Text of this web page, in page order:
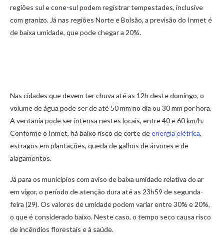
regiões sul e cone-sul podem registrar tempestades, inclusive
com granizo. Já nas regiões Norte e Bolsão, a previsão do Inmet é
de baixa umidade, que pode chegar a 20%.
Nas cidades que devem ter chuva até as 12h deste domingo, o
volume de água pode ser de até 50 mm no dia ou 30 mm por hora.
A ventania pode ser intensa nestes locais, entre 40 e 60 km/h.
Conforme o Inmet, há baixo risco de corte deenergia elétrica,
estragos em plantações, queda de galhos de árvores e de
alagamentos.
Já para os municípios com aviso de baixa umidade relativa do ar
em vigor, o período de atenção dura até as 23h59 de segunda-
feira (29). Os valores de umidade podem variar entre 30% e 20%,
o que é considerado baixo. Neste caso, o tempo seco causa risco
de incêndios florestais e à saúde.